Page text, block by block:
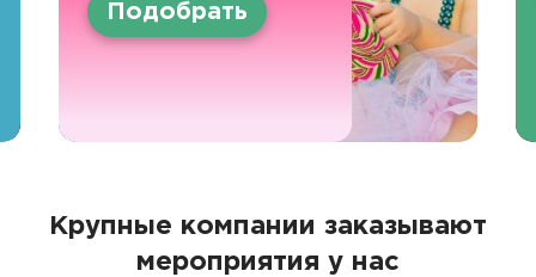
Подобрать
Крупные компании заказывают
мероприятия у нас